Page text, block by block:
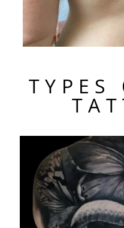
TYPES